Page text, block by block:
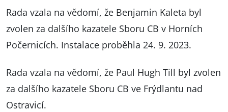
Rada vzala na vědomí, že Benjamin Kaleta byl
zvolen za dalšího kazatele Sboru CB v Horních
Počernicích. Instalace proběhla 24. 9. 2023.
Rada vzala na vědomí, že Paul Hugh Till byl zvolen
za dalšího kazatele Sboru CB ve Frýdlantu nad
Ostravicí.